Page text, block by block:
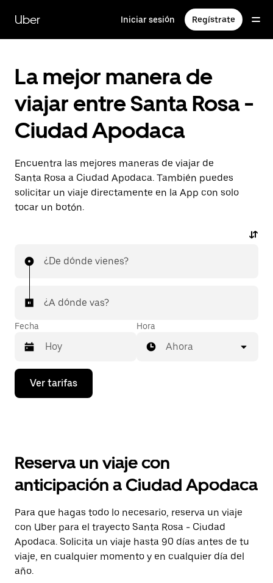
contenido
principal
Uber Iniciar sesión Regístrate
La mejor manera de
viajar entre Santa Rosa -
Ciudad Apodaca
Encuentra las mejores maneras de viajar de
Santa Rosa a Ciudad Apodaca. También puedes
solicitar un viaje directamente en la App con solo
tocar un botón.
¿De dónde vienes?
¿A dónde vas?
Fecha
Presiona
flecha
el
y
selecciona
una
fecha.
Presiona
la
tecla Esc
para
cerrar
Hora
Ahora
Ver tarifas
Reserva un viaje con
anticipación a Ciudad Apodaca
Para que hagas todo lo necesario, reserva un viaje
con Uber para el trayecto Santa Rosa - Ciudad
Apodaca. Solicita un viaje hasta 90 días antes de tu
viaje, en cualquier momento y en cualquier día del
año.